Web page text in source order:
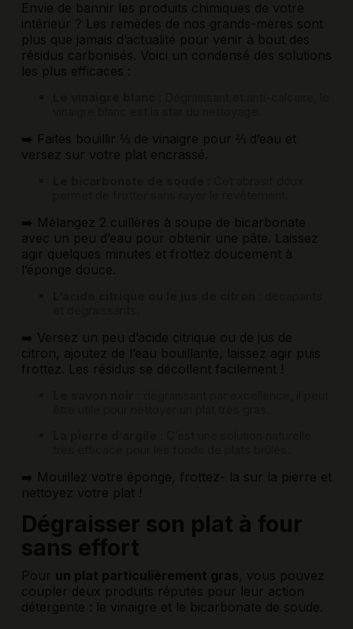
Envie de bannir les produits chimiques de votre
intérieur ? Les remèdes de nos grands-mères sont
plus que jamais d’actualité pour venir à bout des
résidus carbonisés. Voici un condensé des solutions
les plus efficaces :
➡️ Faites bouillir ⅓ de vinaigre pour ⅔ d’eau et
versez sur votre plat encrassé.
➡️ Mélangez 2 cuillères à soupe de bicarbonate
avec un peu d’eau pour obtenir une pâte. Laissez
agir quelques minutes et frottez doucement à
l’éponge douce.
➡️ Versez un peu d’acide citrique ou de jus de
citron, ajoutez de l’eau bouillante, laissez agir puis
frottez. Les résidus se décollent facilement !
➡️ Mouillez votre éponge, frottez- la sur la pierre et
nettoyez votre plat !
Dégraisser son plat à four
sans effort
Pour un plat particulièrement gras, vous pouvez
coupler deux produits réputés pour leur action
détergente : le vinaigre et le bicarbonate de soude.